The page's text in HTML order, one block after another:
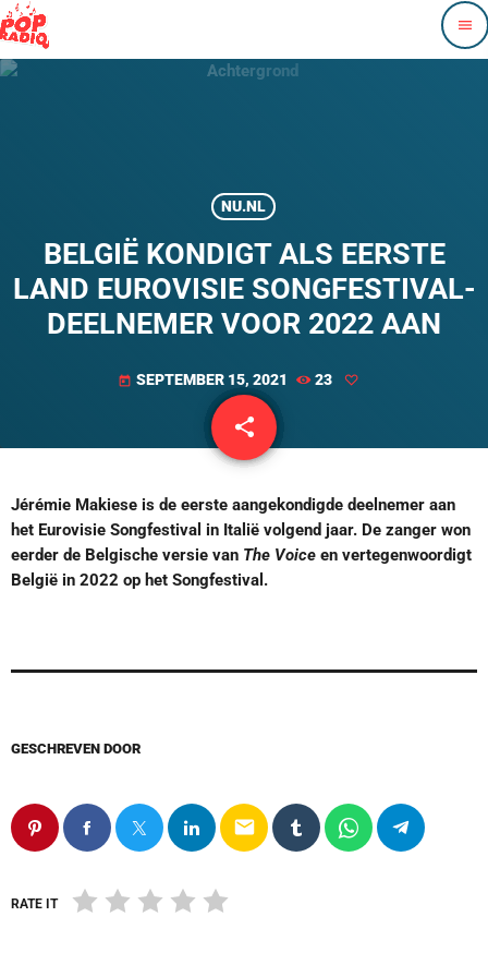
menu
NU.NL
BELGIË KONDIGT ALS EERSTE
LAND EUROVISIE SONGFESTIVAL-
DEELNEMER VOOR 2022 AAN
today SEPTEMBER 15, 2021 23
share
email
Jérémie Makiese is de eerste aangekondigde deelnemer aan
het Eurovisie Songfestival in Italië volgend jaar. De zanger won
eerder de Belgische versie van The Voice en vertegenwoordigt
België in 2022 op het Songfestival.
GESCHREVEN DOOR
email
RATE IT